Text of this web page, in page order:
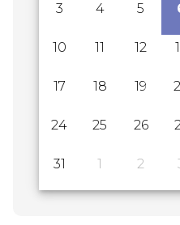
3 4 5
10 11 12
17 18 19
24 25 26
31 1 2